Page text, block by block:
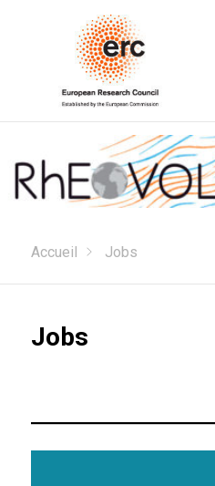
RhEOVOLUTION
Accueil Jobs
Jobs